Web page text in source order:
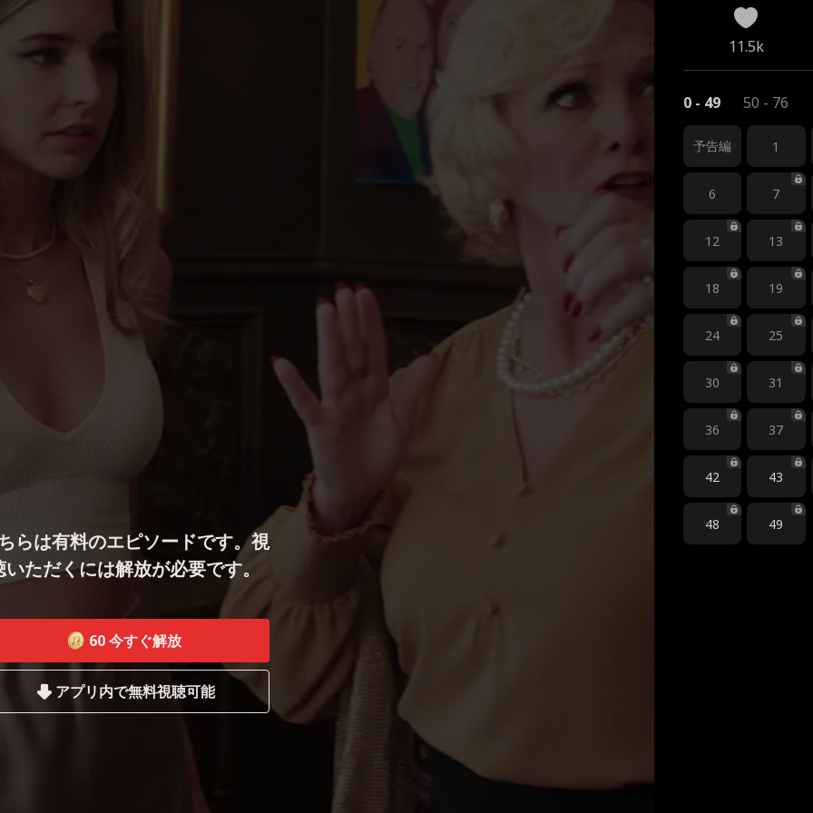
らは有料のエピソードです。視
いただくには解放が必要です。
60 今すぐ解放
アプリ内で無料視聴可能
11.5k
0 - 49 50 - 76
予告編 1
6 7
12 13
18 19
24 25
30 31
36 37
42 43
48 49